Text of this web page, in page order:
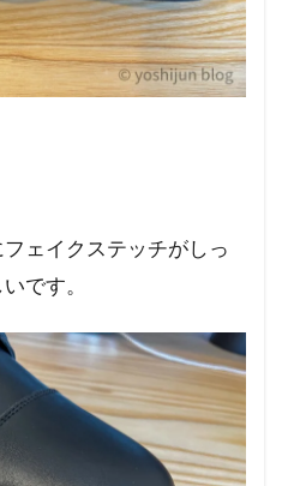
ェイクステッチがしっ
です。